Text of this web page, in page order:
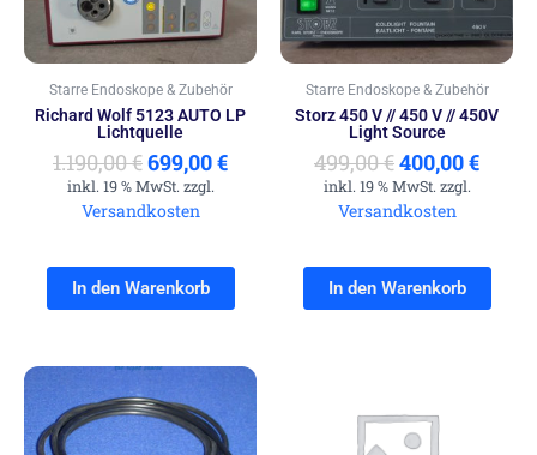
Starre Endoskope & Zubehör
Richard Wolf 5123 AUTO LP
Lichtquelle
1.190,00€699,00€
inkl. 19 % MwSt. zzgl.
Versandkosten
In den Warenkorb
Starre Endoskope & Zubehör
Storz 450 V // 450 V // 450V
Light Source
499,00€400,00€
inkl. 19 % MwSt. zzgl.
Versandkosten
In den Warenkorb